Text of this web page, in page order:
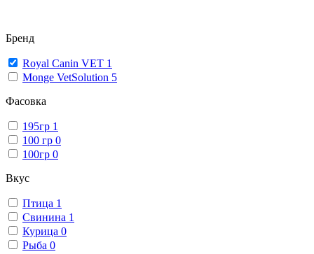
Бренд
Royal Canin VET 1
Monge VetSolution 5
Фасовка
195гр 1
100 гр 0
100гр 0
Вкус
Птица 1
Свинина 1
Курица 0
Рыба 0